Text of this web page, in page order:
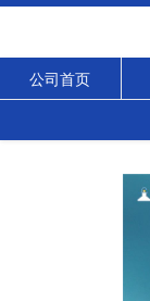
公司首页